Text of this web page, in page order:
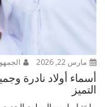
مارس 22, 2026
أسماء أولاد نادرة
التميز